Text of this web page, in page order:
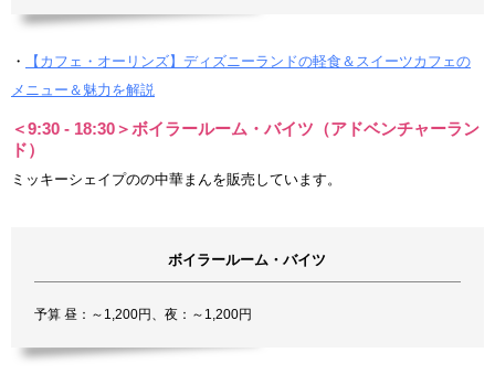
・
【カフェ・オーリンズ】ディズニーランドの軽食＆スイーツカフェの
メニュー＆魅力を解説
＜9:30 - 18:30＞ボイラールーム・バイツ（アドベンチャーラン
ド）
ミッキーシェイプのの中華まんを販売しています。
ボイラールーム・バイツ
予算 昼：～1,200円、夜：～1,200円